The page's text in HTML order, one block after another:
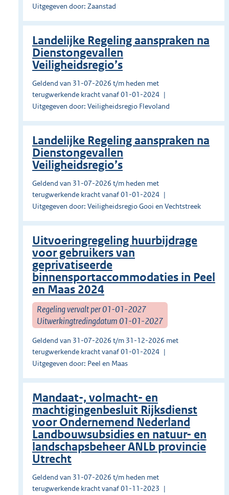
Uitgegeven door: Zaanstad
Landelijke Regeling aanspraken na
Dienstongevallen
Veiligheidsregio’s
Geldend van 31-07-2026 t/m heden met
terugwerkende kracht vanaf 01-01-2024
Uitgegeven door: Veiligheidsregio Flevoland
Landelijke Regeling aanspraken na
Dienstongevallen
Veiligheidsregio’s
Geldend van 31-07-2026 t/m heden met
terugwerkende kracht vanaf 01-01-2024
Uitgegeven door: Veiligheidsregio Gooi en Vechtstreek
Uitvoeringregeling huurbijdrage
voor gebruikers van
geprivatiseerde
binnensportaccommodaties in Peel
en Maas 2024
Regeling vervalt per 01-01-2027
Uitwerkingtredingdatum 01-01-2027
Geldend van 31-07-2026 t/m 31-12-2026 met
terugwerkende kracht vanaf 01-01-2024
Uitgegeven door: Peel en Maas
Mandaat-, volmacht- en
machtigingenbesluit Rijksdienst
voor Ondernemend Nederland
Landbouwsubsidies en natuur- en
landschapsbeheer ANLb provincie
Utrecht
Geldend van 31-07-2026 t/m heden met
terugwerkende kracht vanaf 01-11-2023